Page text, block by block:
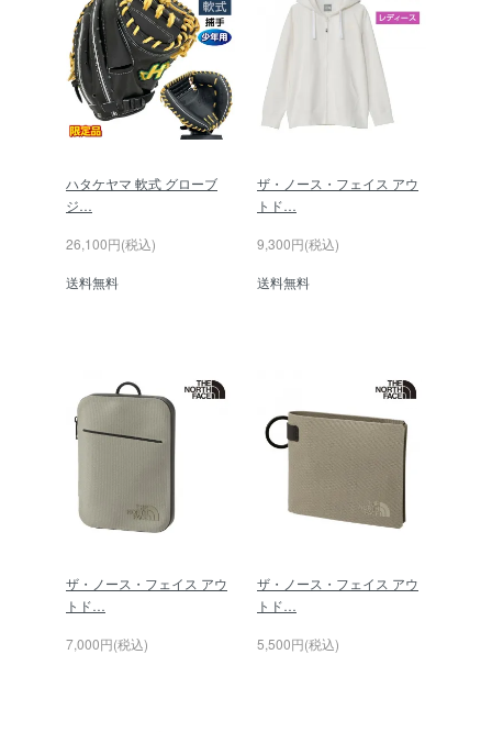
ハタケヤマ 軟式 グローブ
ジ…
26,100円(税込)
送料無料
ザ・ノース・フェイス アウ
トド…
9,300円(税込)
送料無料
ザ・ノース・フェイス アウ
トド…
7,000円(税込)
ザ・ノース・フェイス アウ
トド…
5,500円(税込)